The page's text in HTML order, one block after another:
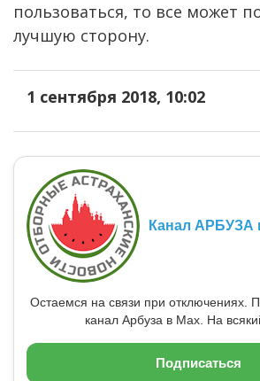
пользоваться, то все может
лучшую сторону.
1 сентября 2018, 10:02
Канал АРБУЗА
Остаемся на связи при отключениях.
канал Арбуза в Max. На
Подписаться